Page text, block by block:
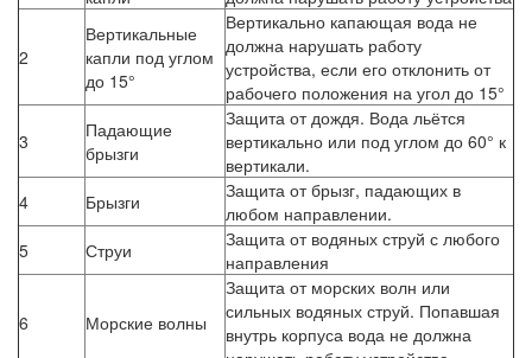
2
Вертикальные
капли под углом
до 15°
Вертикально капающая вода не
должна нарушать работу
устройства, если его отклонить от
рабочего положения на угол до 15°
3
Падающие
брызги
Защита от дождя. Вода льётся
вертикально или под углом до 60° к
вертикали.
4
Брызги
Защита от брызг, падающих в
любом направлении.
5
Струи
Защита от водяных струй с любого
направления
6 Морские волны
Защита от морских волн или
сильных водяных струй. Попавшая
внутрь корпуса вода не должна